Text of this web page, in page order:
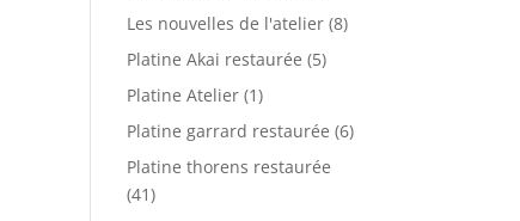
Les nouvelles de l'atelier (8)
Platine Akai restaurée (5)
Platine Atelier (1)
Platine garrard restaurée (6)
Platine thorens restaurée
(41)